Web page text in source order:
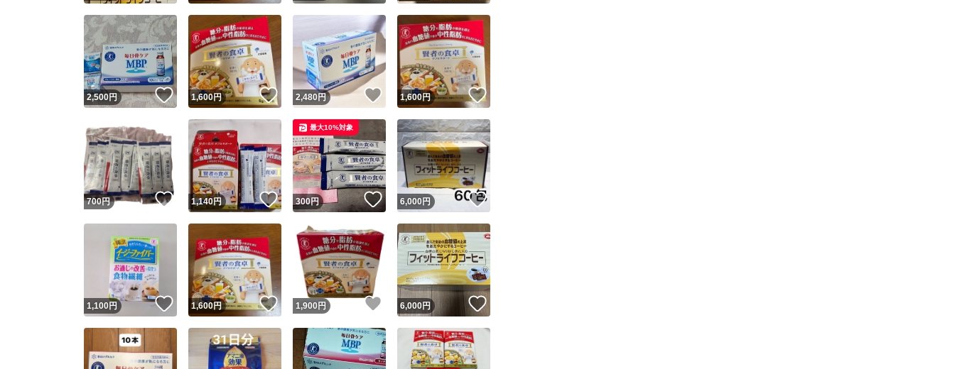
スピード&安心発送
※このバッジは実績に基づく表示であり、発送を保証しているものではありません
スピード＆安心発送
このユーザーは高頻度で24時間以内＆設定した発送日数内に発送してい
ます
スピード発送 このユーザーは高頻度で24時間以内に発送しています
安心発送 このユーザーは設定した発送日数内に発送しています
キャンセル
2,500円 いいね！
1,600円 いいね！
2,480円 いいね！
1,600円 いいね！
700円 いいね！
1,140円 いいね！
300円 いいね！
最大10%対象
6,000 円
1,100円 いいね！
1,600円 いいね！
1,900 円 いいね！
6,000円